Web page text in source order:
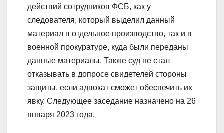
действий сотрудников ФСБ, как у
следователя, который выделил данный
материал в отдельное производство, так и в
военной прокуратуре, куда были переданы
данные материалы. Также суд не стал
отказывать в допросе свидетелей стороны
защиты, если адвокат сможет обеспечить их
явку. Следующее заседание назначено на 26
января 2023 года.